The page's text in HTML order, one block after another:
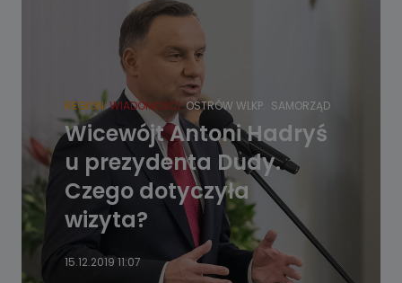
REGION WIADOMOŚCI OSTRÓW WLKP. SAMORZĄD
Wicewójt Antoni Hadryś
u prezydenta Dudy.
Czego dotyczyła
wizyta?
15.12.2019 11:07